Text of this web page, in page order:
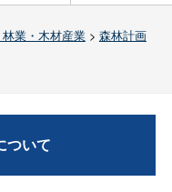
業・木材産業> 森林計画
ついて